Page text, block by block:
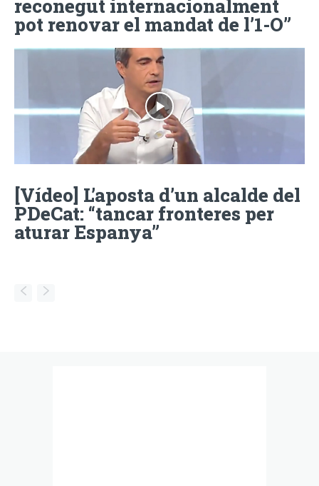
reconegut internacionalment
pot renovar el mandat de l’1-O”
[Vídeo] L’aposta d’un alcalde del
PDeCat: “tancar fronteres per
aturar Espanya”